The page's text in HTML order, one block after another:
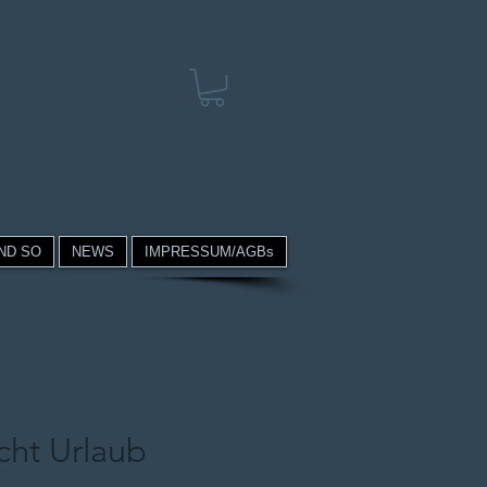
SO NEWS IMPRESSUM/AGBs
Urlaub